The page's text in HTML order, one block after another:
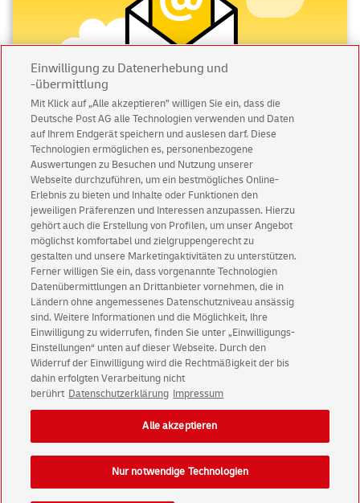
Abonnieren Sie unseren Newsletter
Immer informiert über exklusive Angebote und
Aktionen - jetzt mit Vorteil
Privatkunden sichern sich einen5 € Gutschein
für POSTSCAN!
Geschäftskundenerhalten einen5 € Gutschein
für Briefmarke individuell!
Zur Newsletter-Anmeldung
© Fri Aug 07 06:44:17 CEST 2026 Deutsche Post AG
Datenschutz
Einwilligungs-Einstellungen
Rechtliche Hinweise
Einwilligung zu Datenerhebung und
-übermittlung
Mit Klick auf „Alle akzeptieren” willigen Sie ein, dass die
Deutsche Post AG alle Technologien verwenden und Daten
auf Ihrem Endgerät speichern und auslesen darf. Diese
Technologien ermöglichen es, personenbezogene
Auswertungen zu Besuchen und Nutzung unserer
Webseite durchzuführen, um ein bestmögliches Online-
Erlebnis zu bieten und Inhalte oder Funktionen den
jeweiligen Präferenzen und Interessen anzupassen. Hierzu
gehört auch die Erstellung von Profilen, um unser Angebot
möglichst komfortabel und zielgruppengerecht zu
gestalten und unsere Marketingaktivitäten zu unterstützen.
Ferner willigen Sie ein, dass vorgenannte Technologien
Datenübermittlungen an Drittanbieter vornehmen, die in
Ländern ohne angemessenes Datenschutzniveau ansässig
sind. Weitere Informationen und die Möglichkeit, Ihre
Einwilligung zu widerrufen, finden Sie unter „Einwilligungs-
Einstellungen“ unten auf dieser Webseite. Durch den
Widerruf der Einwilligung wird die Rechtmäßigkeit der bis
dahin erfolgten Verarbeitung nicht
berührt Datenschutzerklärung Impressum
Nur notwendige Technologien
Alle akzeptieren